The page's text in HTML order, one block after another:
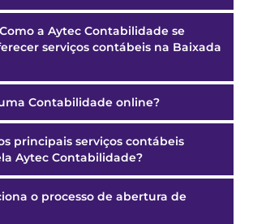
a Aytec Contabilidade se
serviços contábeis na Baixada
Contabilidade online?
principais serviços contábeis
Aytec Contabilidade?
o processo de abertura de